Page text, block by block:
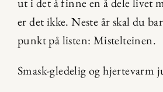
er det ikke. Neste år skal du
punkt på listen: Mistelteinen.
Smask-gledelig og hjertevarm